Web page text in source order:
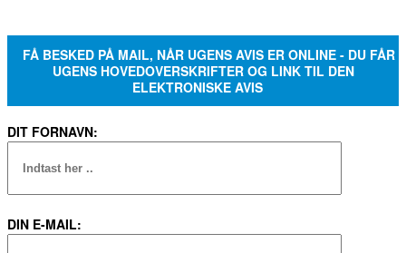
FÅ BESKED PÅ MAIL, NÅR UGENS AVIS ER ONLINE - DU FÅR
UGENS HOVEDOVERSKRIFTER OG LINK TIL DEN
ELEKTRONISKE AVIS
DIT FORNAVN:
DIN E-MAIL: